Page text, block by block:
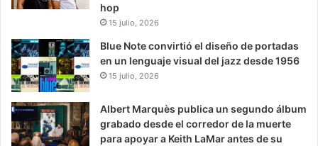
hop
15 julio, 2026
Blue Note convirtió el diseño de portadas
en un lenguaje visual del jazz desde 1956
15 julio, 2026
Albert Marquès publica un segundo álbum
grabado desde el corredor de la muerte
para apoyar a Keith LaMar antes de su